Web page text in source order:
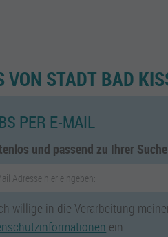
VON STADT BAD
PER E-MAIL
und passend zu Ihrer Suche
willige in die Verarbeitung
ein.